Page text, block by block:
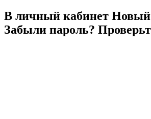
В личный кабинет Новый
Забыли пароль?